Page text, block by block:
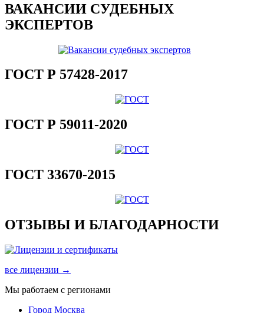
ВАКАНСИИ СУДЕБНЫХ
ЭКСПЕРТОВ
ГОСТ Р 57428-2017
ГОСТ Р 59011-2020
ГОСТ 33670-2015
ОТЗЫВЫ И БЛАГОДАРНОСТИ
все лицензии →
Мы работаем с регионами
Город Москва